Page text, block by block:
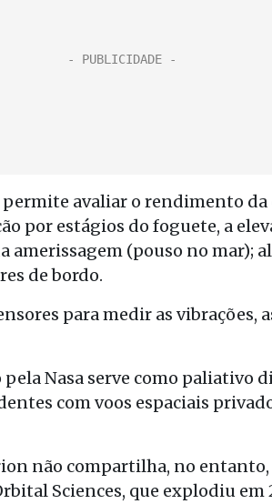
avaliar o rendimento da
por estágios do foguete, a
amerissagem (pouso no mar);
de bordo.
para medir as vibrações,
Nasa serve como paliativo
com voos espaciais
não compartilha, no entanto,
Sciences, que explodiu em